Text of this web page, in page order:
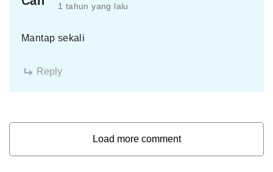
1 tahun yang lalu
Mantap sekali
Reply
Load more comment